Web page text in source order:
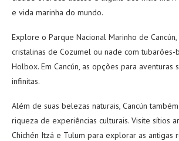
e vida marinha do mundo.
Explore o Parque Nacional Marinho de
cristalinas de Cozumel ou nade com tubarões-
Holbox. Em Cancún, as opções para aventuras
infinitas.
Além de suas belezas naturais, Cancún
riqueza de experiências culturais. Visite sítios
Chichén Itzá e Tulum para explorar as antigas